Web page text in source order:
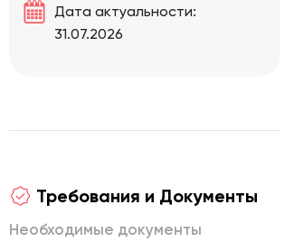
Дата актуальности:
31.07.2026
Требования и Документы
Необходимые документы